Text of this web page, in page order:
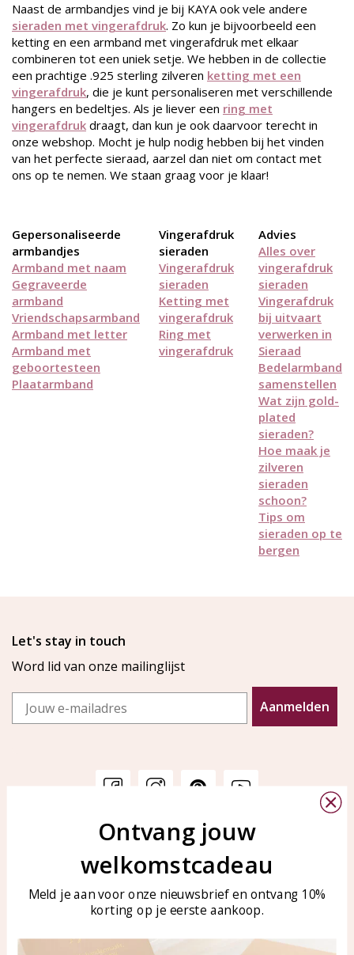
Naast de armbandjes vind je bij KAYA ook vele andere
sieraden met vingerafdruk. Zo kun je bijvoorbeeld een
ketting en een armband met vingerafdruk met elkaar
combineren tot een uniek setje. We hebben in de collectie
een prachtige .925 sterling zilveren ketting met een
vingerafdruk, die je kunt personaliseren met verschillende
hangers en bedeltjes. Als je liever een ring met
vingerafdruk draagt, dan kun je ook daarvoor terecht in
onze webshop. Mocht je hulp nodig hebben bij het vinden
van het perfecte sieraad, aarzel dan niet om contact met
ons op te nemen. We staan graag voor je klaar!
Gepersonaliseerde
armbandjes
Armband met naam
Gegraveerde
armband
Vriendschapsarmband
Armband met letter
Armband met
geboortesteen
Plaatarmband
Vingerafdruk
sieraden
Vingerafdruk
sieraden
Ketting met
vingerafdruk
Ring met
vingerafdruk
Advies
Alles over
vingerafdruk
sieraden
Vingerafdruk
bij uitvaart
verwerken in
Sieraad
Bedelarmband
samenstellen
Wat zijn gold-
plated
sieraden?
Hoe maak je
zilveren
sieraden
schoon?
Tips om
sieraden op te
bergen
Let's stay in touch
Word lid van onze mailinglijst
Email
Aanmelden
Veelgestelde vragen
Sieraden onderhouden
KAYA Sieraden
Bellen of WhatsApp Ma-Vr
tussen 09:00-17:00
Tel: 0850003187
WhatsApp: 0850003187
klantenservice@kayasierade
Ontvang jouw
welkomstcadeau
Meld je aan voor onze nieuwsbrief en ontvang 10%
korting op je eerste aankoop.